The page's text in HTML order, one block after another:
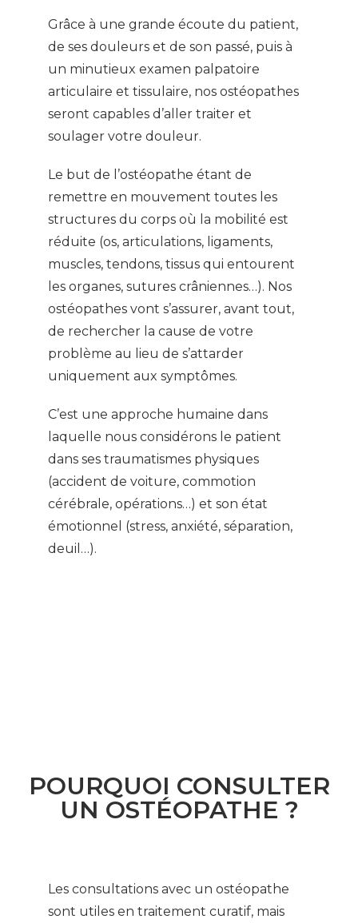
Grâce à une grande écoute du patient,
de ses douleurs et de son passé, puis à
un minutieux examen palpatoire
articulaire et tissulaire, nos ostéopathes
seront capables d’aller traiter et
soulager votre douleur.
Le but de l’ostéopathe étant de
remettre en mouvement toutes les
structures du corps où la mobilité est
réduite (os, articulations, ligaments,
muscles, tendons, tissus qui entourent
les organes, sutures crâniennes…). Nos
ostéopathes vont s’assurer, avant tout,
de rechercher la cause de votre
problème au lieu de s’attarder
uniquement aux symptômes.
C’est une approche humaine dans
laquelle nous considérons le patient
dans ses traumatismes physiques
(accident de voiture, commotion
cérébrale, opérations…) et son état
émotionnel (stress, anxiété, séparation,
deuil…).
POURQUOI CONSULTER
UN OSTÉOPATHE ?
Les consultations avec un ostéopathe
sont utiles en traitement curatif, mais